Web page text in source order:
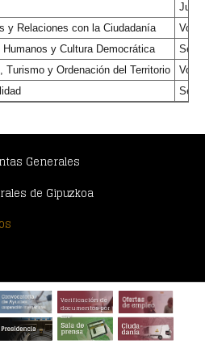
y Relaciones con la Ciudadanía
Vocal
y Cultura Democrática
Turismo y Ordenación del Territorio
Vocal
Generales
de Gipuzkoa
Verificación de
documentos por
CSV